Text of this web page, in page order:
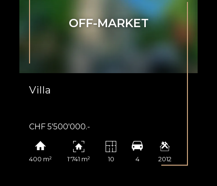
OFF-MARKET
Villa
CHF 5'500'000.-
400 m² 1'741 m² 10 4 2012